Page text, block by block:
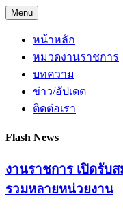
Skip
to
content
Menu
หน้าหลัก
หมวดงานราชการ
บทความ
ข่าว/อัปเดต
ติดต่อเรา
Flash News
งานราชการ เปิดรับ
รวมหลายหน่วยงาน